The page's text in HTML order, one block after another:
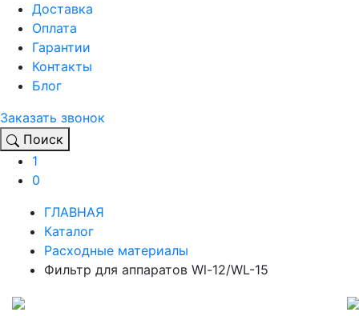
Доставка
Оплата
Гарантии
Контакты
Блог
Заказать звонок
Поиск
1
0
ГЛАВНАЯ
Каталог
Расходные материалы
Фильтр для аппаратов Wl-12/WL-15